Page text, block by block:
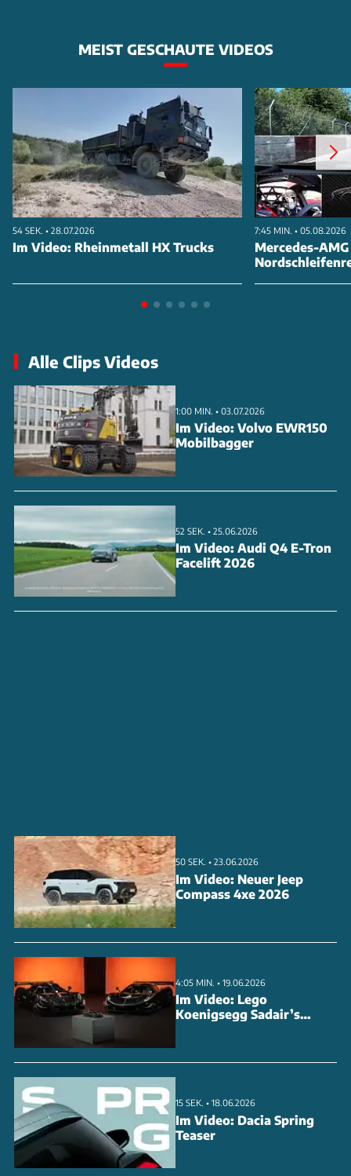
MEIST GESCHAUTE VIDEOS
54 SEK. • 28.07.2026
Im Video: Rheinmetall HX Trucks
7:45 MIN. • 05.08.2026
Mercedes-
Alle Clips Videos
1:00 MIN. • 03.07.2026
Im Video: Volvo EWR150
Mobilbagger
52 SEK. • 25.06.2026
Im Video: Audi Q4 E-Tron
Facelift 2026
50 SEK. • 23.06.2026
Im Video: Neuer Jeep
Compass 4xe 2026
4:05 MIN. • 19.06.2026
Im Video: Lego
Koenigsegg Sadair’s
15 SEK. • 18.06.2026
Im Video: Dacia Spring
Teaser